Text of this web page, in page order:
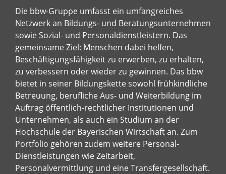
Die bbw-Gruppe umfasst ein umfangreiches
Netzwerk an Bildungs- und Beratungsunternehmen
sowie Sozial- und Personaldienstleistern. Das
gemeinsame Ziel: Menschen dabei helfen,
Beschäftigungsfähigkeit zu erwerben, zu erhalten,
zu verbessern oder wieder zu gewinnen. Das bbw
bietet in seiner Bildungskette sowohl frühkindliche
Betreuung, berufliche Aus- und Weiterbildung im
Auftrag öffentlich-rechtlicher Institutionen und
Unternehmen, als auch ein Studium an der
Hochschule der Bayerischen Wirtschaft an. Zum
Portfolio gehören zudem weitere Personal-
Dienstleistungen wie Zeitarbeit,
Personalvermittlung und eine Transfergesellschaft.